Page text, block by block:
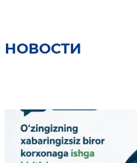
НОВОСТИ